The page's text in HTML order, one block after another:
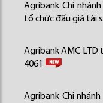
Agribank Chi
tổ chức đấu giá tài
Agribank AMC
4061
Agribank Chi